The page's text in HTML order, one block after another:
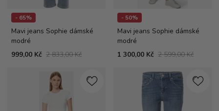
- 65%
Mavi jeans Sophie dámské
modré
999,00 Kč 2 833,00 Kč
- 50%
Mavi jeans Sophie dámské
modré
1 300,00 Kč 2 599,00 Kč